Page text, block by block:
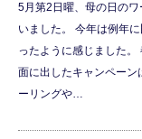
5月第2日曜、母の日の
いました。 今年は例年
ったように感じました
面に出したキャンペーン
ーリングや…